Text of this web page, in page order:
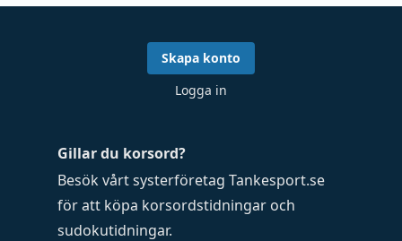
Gillar du korsord?
Besök vårt systerföretag Tankesport.se
för att köpa korsordstidningar och
sudokutidningar.
Skapa konto
Logga in